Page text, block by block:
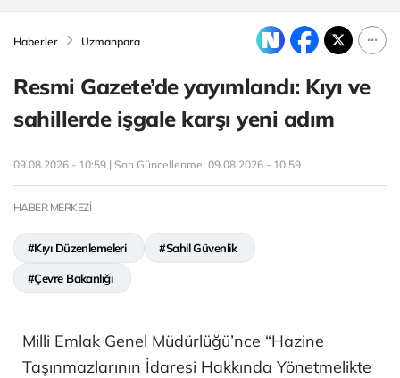
Haberler Uzmanpara
Resmi Gazete’de yayımlandı: Kıyı ve
sahillerde işgale karşı yeni adım
09.08.2026 - 10:59 | Son Güncellenme: 09.08.2026 - 10:59
HABER MERKEZİ
#Kıyı Düzenlemeleri #Sahil Güvenlik
#Çevre Bakanlığı
Milli Emlak Genel Müdürlüğü’nce “Hazine
Taşınmazlarının İdaresi Hakkında Yönetmelikte